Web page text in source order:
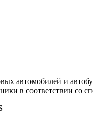
автомобилей и
в соответствии со